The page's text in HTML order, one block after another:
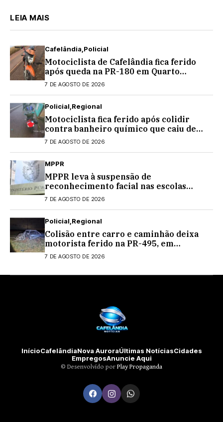
LEIA MAIS
Cafelândia Policial
Motociclista de Cafelândia fica ferido
após queda na PR-180 em Quarto
Centenário
7 DE AGOSTO DE 2026
Policial Regional
Motociclista fica ferido após colidir
contra banheiro químico que caiu de
caminhão na PRC-467, em Cascavel
7 DE AGOSTO DE 2026
MPPR
MPPR leva à suspensão de
reconhecimento facial nas escolas
estaduais
7 DE AGOSTO DE 2026
Policial Regional
Colisão entre carro e caminhão deixa
motorista ferido na PR-495, em
Medianeira
7 DE AGOSTO DE 2026
InícioCafelândiaNova AuroraÚltimas NotíciasCidades
EmpregosAnuncie Aqui
©️ Desenvolvido por Play Propaganda